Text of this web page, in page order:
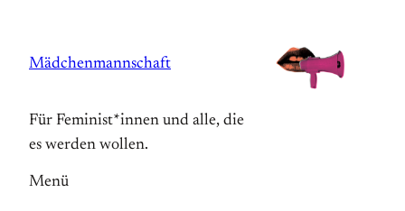
springen
Mädchenmannschaft
Für Feminist*innen und alle, die
es werden wollen.
Menü